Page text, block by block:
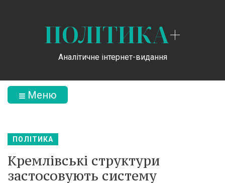
ПОЛІТИКА+
Аналітичне інтернет-видання
Меню
ПОЛІТИКА
Кремлівські структури
застосовують систему